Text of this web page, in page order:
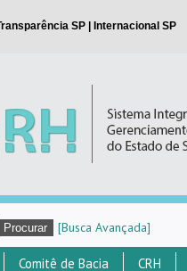
[Busca Avançada]
Comitê de Bacia CRH